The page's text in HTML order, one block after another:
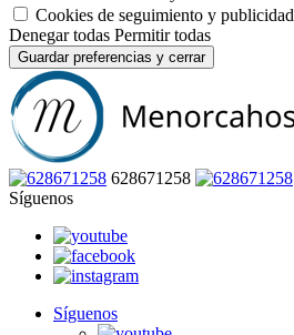
Cookies de seguimiento y publicidad
Denegar todas Permitir todas
Guardar preferencias y cerrar
628671258
Síguenos
Síguenos